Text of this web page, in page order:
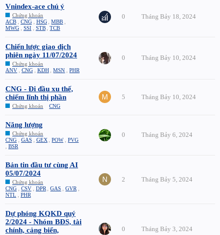
Vnindex-ace chú ý
Chứng khoán
ACB
CNG HSG ,MBB
MWG
SSI STB ,TCB
0 Tháng Bảy 18, 2024
Chiến lược giao dịch
phiên ngày 11/07/2024
Chứng khoán
ANV
CNG KDH ,MSN ,PHR
0 Tháng Bảy 10, 2024
CNG - Đi đầu xu thế,
chiếm lĩnh thị phần
Chứng khoán CNG
5 Tháng Bảy 10, 2024
Năng lượng
Chứng khoán
CNG
GAS GEX ,POW ,PVG
BSR
0 Tháng Bảy 6, 2024
Bản tin đầu tư cùng AI
05/07/2024
Chứng khoán
CNG
CSV DPR ,GAS ,GVR
NTL
PHR
2 Tháng Bảy 5, 2024
Dự phóng KQKD quý
2/2024 - Nhóm BĐS, tài
chính, cảng biển,
0 Tháng Bảy 3, 2024